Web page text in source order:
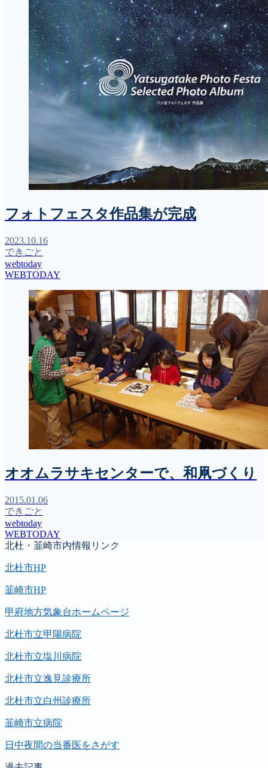
フォトフェスタ作品集が完成
2023.10.16
できごと
webtoday
WEBTODAY
オオムラサキセンターで、和凧づくり
2015.01.06
できごと
webtoday
WEBTODAY
北杜・韮崎市内情報リンク
北杜市HP
韮崎市HP
甲府地方気象台ホームページ
北杜市立甲陽病院
北杜市立塩川病院
北杜市立逸見診療所
北杜市立白州診療所
韮崎市立病院
日中夜間の当番医をさがす